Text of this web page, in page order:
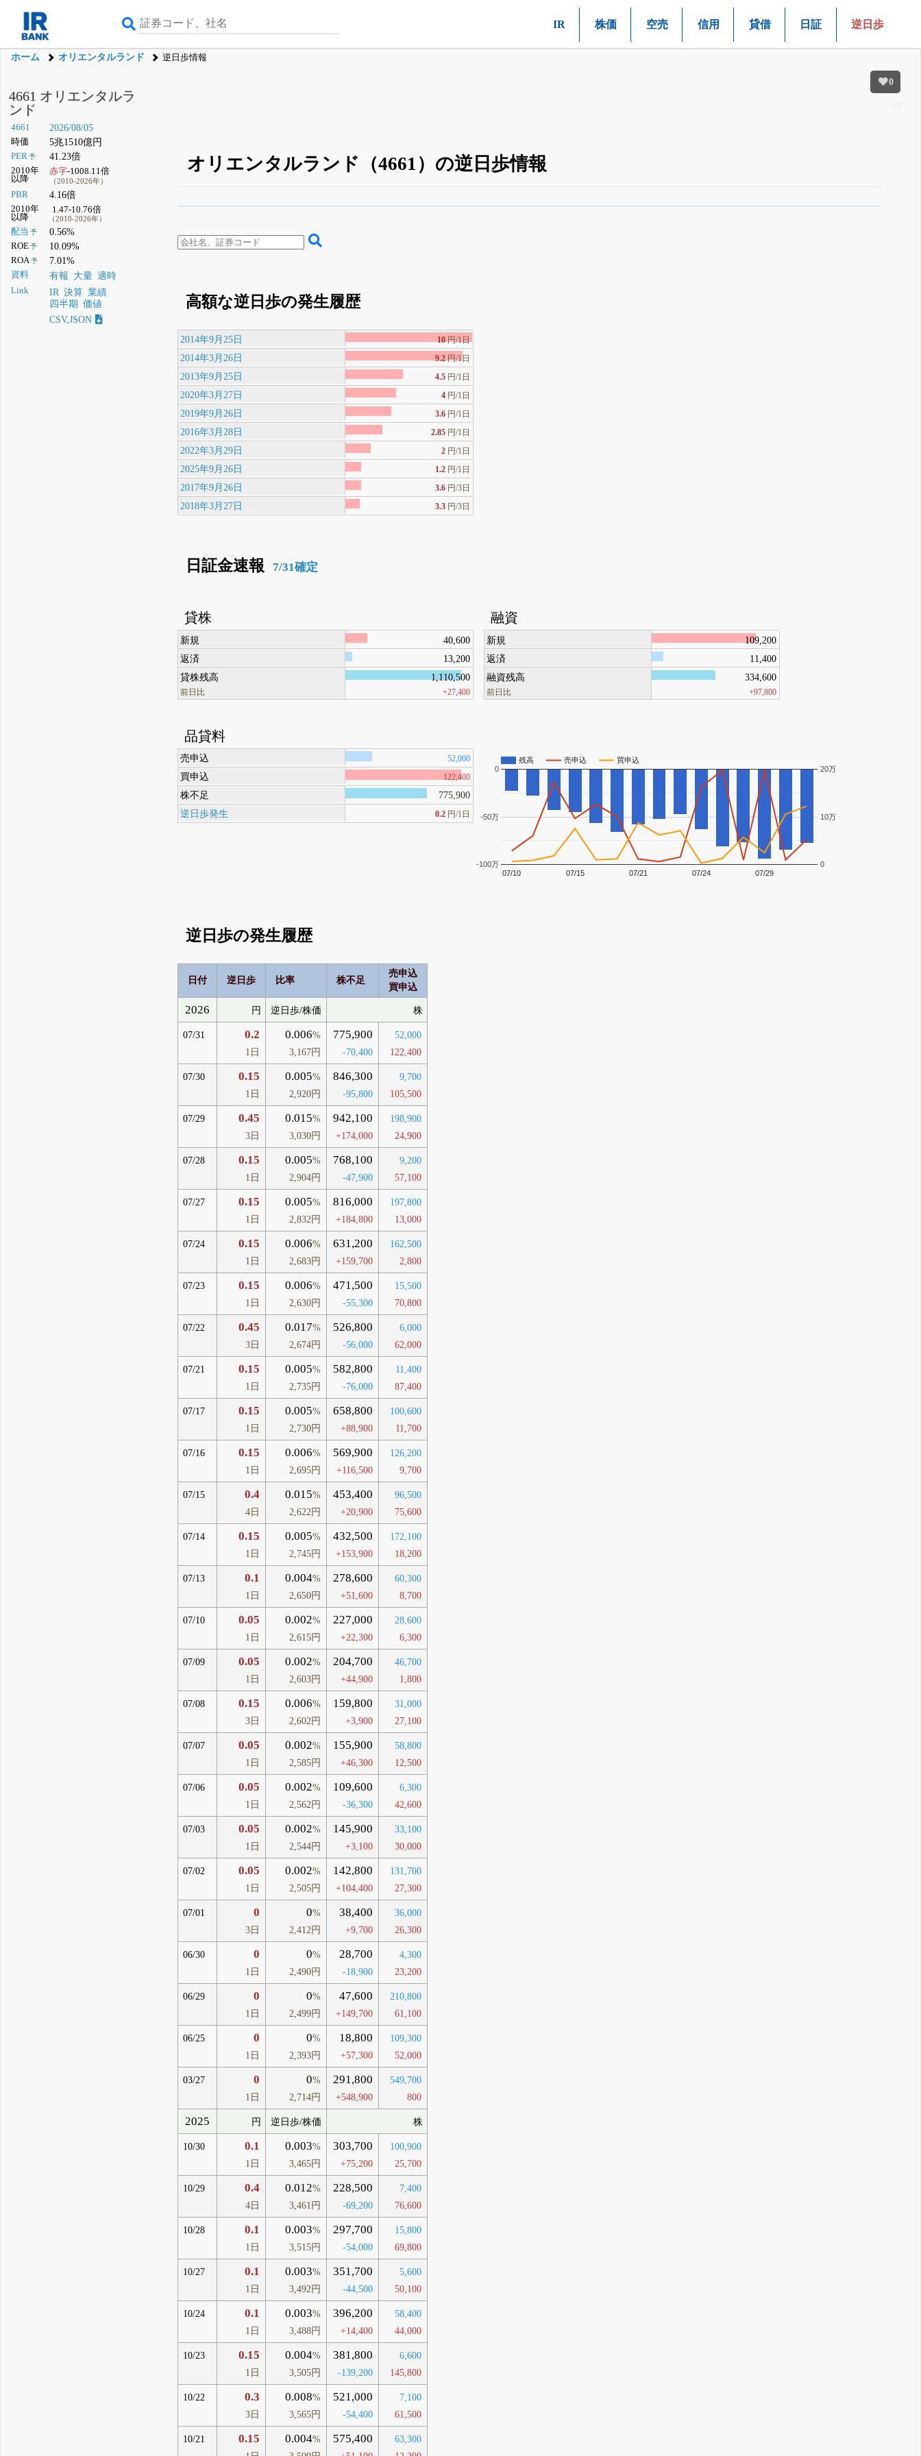
IR 株価 空売 信用 貸借 日証 逆日歩
ホーム オリエンタルランド 逆日歩情報
0
4661 オリエンタルラ
ンド
4661 2026/08/05
時価 5兆1510億円
PER予 41.23倍
2010年
以降
赤字-1008.11倍
（2010-2026年）
PBR 4.16倍
2010年
以降
1.47-10.76倍
（2010-2026年）
配当 予 0.56%
ROE予 10.09%
ROA 予 7.01%
資料 有報 大量 適時
Link IR 決算 業績
四半期 価値
CSV,JSON
オリエンタルランド（4661）の逆日歩情報
無料でβ版をはじめる
高額な逆日歩の発生履歴
2014年9月25日 10 円/1日
2014年3月26日 9.2 円/1日
2013年9月25日 4.5 円/1日
2020年3月27日 4 円/1日
2019年9月26日 3.6 円/1日
2016年3月28日 2.85 円/1日
2022年3月29日 2 円/1日
2025年9月26日 1.2 円/1日
2017年9月26日 3.6 円/3日
2018年3月27日 3.3 円/3日
日証金速報 7/31確定
貸株
新規
40,600
返済
13,200
貸株残高
前日比
1,110,500
+27,400
融資
新規
109,200
返済
11,400
融資残高
前日比
334,600
+97,800
品貸料
売申込 52,000
買申込 122,400
株不足
775,900
逆日歩発生
0.2 円/1日
残高 売申込 買申込
07/10 07/15 07/21 07/24 07/29
-100万
-50万
0
0
10万
20万
逆日歩の発生履歴
日付 逆日歩 比率 株不足
売申込
買申込
2026 円 逆日歩/株価 株
07/31 0.2
1日
0.006%
3,167円
775,900
-70,400
52,000
122,400
07/30 0.15
1日
0.005%
2,920円
846,300
-95,800
9,700
105,500
07/29 0.45
3日
0.015%
3,030円
942,100
+174,000
198,900
24,900
07/28 0.15
1日
0.005%
2,904円
768,100
-47,900
9,200
57,100
07/27 0.15
1日
0.005%
2,832円
816,000
+184,800
197,800
13,000
07/24 0.15
1日
0.006%
2,683円
631,200
+159,700
162,500
2,800
07/23 0.15
1日
0.006%
2,630円
471,500
-55,300
15,500
70,800
07/22 0.45
3日
0.017%
2,674円
526,800
-56,000
6,000
62,000
07/21 0.15
1日
0.005%
2,735円
582,800
-76,000
11,400
87,400
07/17 0.15
1日
0.005%
2,730円
658,800
+88,900
100,600
11,700
07/16 0.15
1日
0.006%
2,695円
569,900
+116,500
126,200
9,700
07/15 0.4
4日
0.015%
2,622円
453,400
+20,900
96,500
75,600
07/14 0.15
1日
0.005%
2,745円
432,500
+153,900
172,100
18,200
07/13 0.1
1日
0.004%
2,650円
278,600
+51,600
60,300
8,700
07/10 0.05
1日
0.002%
2,615円
227,000
+22,300
28,600
6,300
07/09 0.05
1日
0.002%
2,603円
204,700
+44,900
46,700
1,800
07/08 0.15
3日
0.006%
2,602円
159,800
+3,900
31,000
27,100
07/07 0.05
1日
0.002%
2,585円
155,900
+46,300
58,800
12,500
07/06 0.05
1日
0.002%
2,562円
109,600
-36,300
6,300
42,600
07/03 0.05
1日
0.002%
2,544円
145,900
+3,100
33,100
30,000
07/02 0.05
1日
0.002%
2,505円
142,800
+104,400
131,700
27,300
07/01 0
3日
0%
2,412円
38,400
+9,700
36,000
26,300
06/30 0
1日
0%
2,490円
28,700
-18,900
4,300
23,200
06/29 0
1日
0%
2,499円
47,600
+149,700
210,800
61,100
06/25 0
1日
0%
2,393円
18,800
+57,300
109,300
52,000
03/27 0
1日
0%
2,714円
291,800
+548,900
549,700
800
2025 円 逆日歩/株価 株
10/30 0.1
1日
0.003%
3,465円
303,700
+75,200
100,900
25,700
10/29 0.4
4日
0.012%
3,461円
228,500
-69,200
7,400
76,600
10/28 0.1
1日
0.003%
3,515円
297,700
-54,000
15,800
69,800
10/27 0.1
1日
0.003%
3,492円
351,700
-44,500
5,600
50,100
10/24 0.1
1日
0.003%
3,488円
396,200
+14,400
58,400
44,000
10/23 0.15
1日
0.004%
3,505円
381,800
-139,200
6,600
145,800
10/22 0.3
3日
0.008%
3,565円
521,000
-54,400
7,100
61,500
10/21 0.15 0.004%
575,400
63,300